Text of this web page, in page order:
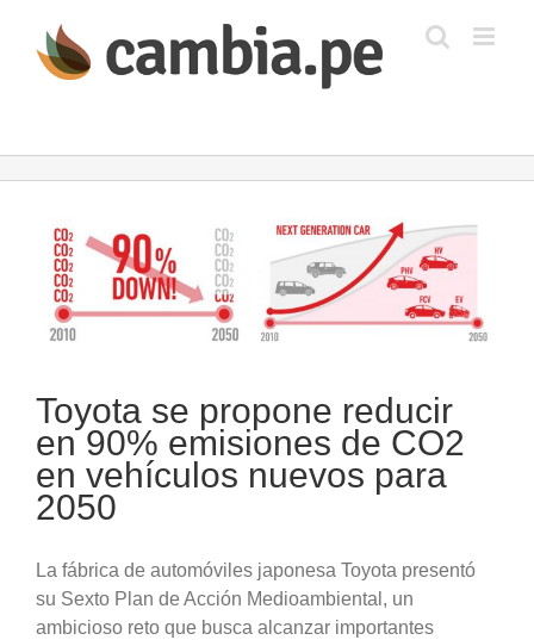
contenido
imagen
más
grande
Toyota se propone reducir
en 90% emisiones de CO2
en vehículos nuevos para
2050
La fábrica de automóviles japonesa Toyota presentó
su Sexto Plan de Acción Medioambiental, un
ambicioso reto que busca alcanzar importantes